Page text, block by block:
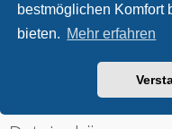
bestmöglichen Komfort
bieten. Mehr erfahren
Wie deaktiviere ich meine
Wenn du mehrere
verwalten“ machen.